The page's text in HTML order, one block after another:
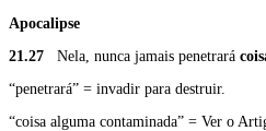
Apocalipse
21.27 Nela, nunca jamais penetrará
“penetrará” = invadir para destruir.
“coisa alguma contaminada” = Ver o